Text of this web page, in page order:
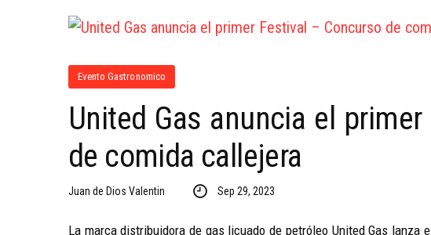
Evento Gastronomico
United Gas anuncia el
de comida callejera
Juan de Dios Valentin Sep 29, 2023
La marca distribuidora de gas licuado de petróleo United Gas lanza